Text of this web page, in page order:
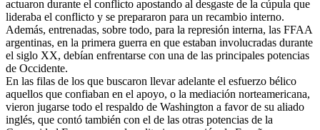
actuaron durante el conflicto apostando al desgaste de la cúpula que
lideraba el conflicto y se prepararon para un recambio interno.
Además, entrenadas, sobre todo, para la represión interna, las FFAA
argentinas, en la primera guerra en que estaban involucradas durante
el siglo XX, debían enfrentarse con una de las principales potencias
de Occidente.
En las filas de los que buscaron llevar adelante el esfuerzo bélico
aquellos que confiaban en el apoyo, o la mediación norteamericana,
vieron jugarse todo el respaldo de Washington a favor de su aliado
inglés, que contó también con el de las otras potencias de la